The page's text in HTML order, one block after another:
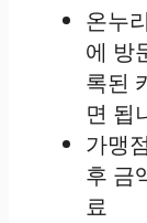
온누
에 방
록된
면 됩
가맹
후 금
료